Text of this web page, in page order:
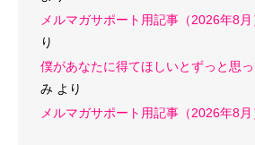
メルマガサポート用記事（2026年8月
り
僕があなたに得てほしいとずっと思
み より
メルマガサポート用記事（2026年8月